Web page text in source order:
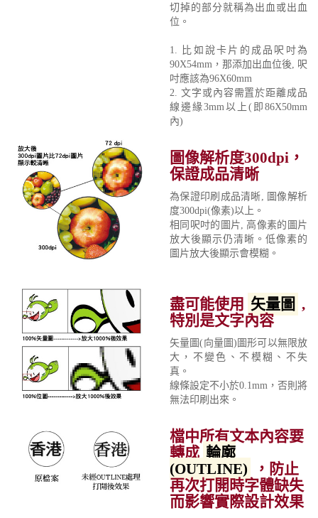
切掉的部分就稱為出血或出血
位。
1. 比如說卡片的成品呎吋為
90X54mm，那添加出血位後, 呎
吋應該為96X60mm
2. 文字或內容需置於距離成品
線邊緣3mm以上(即86X50mm
內)
圖像解析度300dpi，
保證成品清晰
為保證印刷成品清晰, 圖像解析
度300dpi(像素)以上。
相同呎吋的圖片, 高像素的圖片
放大後顯示仍清晰。低像素的
圖片放大後顯示會模糊。
盡可能使用 矢量圖 ,
特別是文字內容
矢量圖(向量圖)圖形可以無限放
大，不變色、不模糊、不失
真。
線條設定不小於0.1mm，否則將
無法印刷出來。
檔中所有文本內容要
轉成 輪廓
(OUTLINE)
，防止
再次打開時字體缺失
而影響實際設計效果